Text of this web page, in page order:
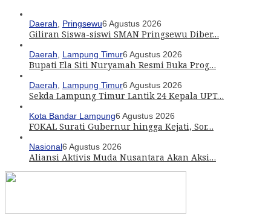
Daerah Pringsewu6 Agustus 2026
Giliran Siswa-siswi SMAN Pringsewu Diber…
Daerah Lampung Timur6 Agustus 2026
Bupati Ela Siti Nuryamah Resmi Buka Prog…
Daerah Lampung Timur6 Agustus 2026
Sekda Lampung Timur Lantik 24 Kepala UPT…
Kota Bandar Lampung6 Agustus 2026
FOKAL Surati Gubernur hingga Kejati, Sor…
Nasional6 Agustus 2026
Aliansi Aktivis Muda Nusantara Akan Aksi…